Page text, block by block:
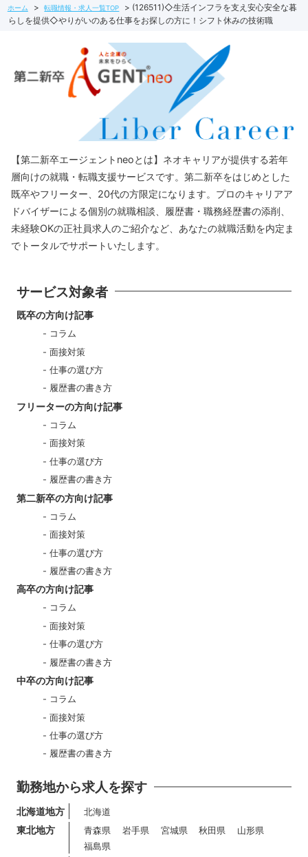
ホーム 転職情報・求人一覧TOP
(126511)◇生活インフラを支え安心安全な暮
らしを提供◇やりがいのある仕事をお探しの方に！シフト休みの技術職
【第二新卒エージェントneoとは】ネオキャリアが提供する若年
層向けの就職・転職支援サービスです。第二新卒をはじめとした
既卒やフリーター、20代の方限定になります。プロのキャリアア
ドバイザーによる個別の就職相談、履歴書・職務経歴書の添削、
未経験OKの正社員求人のご紹介など、あなたの就職活動を内定ま
でトータルでサポートいたします。
サービス対象者
既卒の方向け記事
コラム
面接対策
仕事の選び方
履歴書の書き方
フリーターの方向け記事
コラム
面接対策
仕事の選び方
履歴書の書き方
第二新卒の方向け記事
コラム
面接対策
仕事の選び方
履歴書の書き方
高卒の方向け記事
コラム
面接対策
仕事の選び方
履歴書の書き方
中卒の方向け記事
コラム
面接対策
仕事の選び方
履歴書の書き方
勤務地から求人を探す
北海道地方 北海道
東北地方 青森県 岩手県 宮城県 秋田県
山形県
福島県